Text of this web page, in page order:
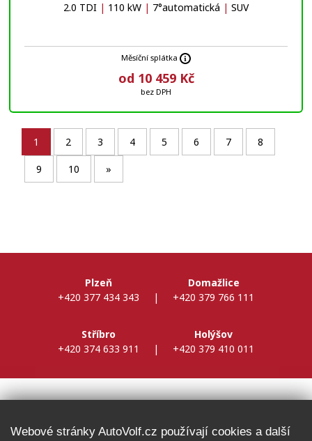
2.0 TDI | 110 kW | 7°automatická | SUV
Měsíční splátka
od 10 459 Kč
bez DPH
1 2 3 4 5 6 7 8
9 10 »
Plzeň
+420 377 434 343
|
Domažlice
+420 379 766 111
Stříbro
+420 374 633 911
|
Holýšov
+420 379 410 011
Webové stránky AutoVolf.cz používají cookies a další